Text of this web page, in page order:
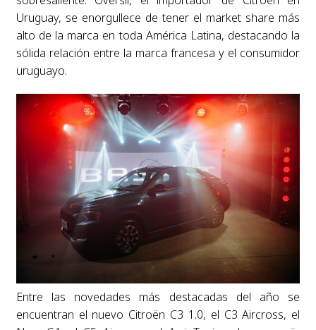
Uruguay, se enorgullece de tener el market share más
alto de la marca en toda América Latina, destacando la
sólida relación entre la marca francesa y el consumidor
uruguayo.
Entre las novedades más destacadas del año se
encuentran el nuevo Citroën C3 1.0, el C3 Aircross, el